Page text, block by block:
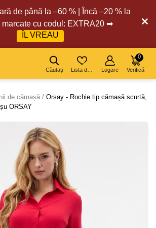
de până la –60 % | Încă –20 % la
marcate cu codul: EXTRA20 ➡
ÎL VREAU
Căutați Logare Verifică
0
de cămașă
Orsay - Rochie tip cămașă scurtă,
ORSAY